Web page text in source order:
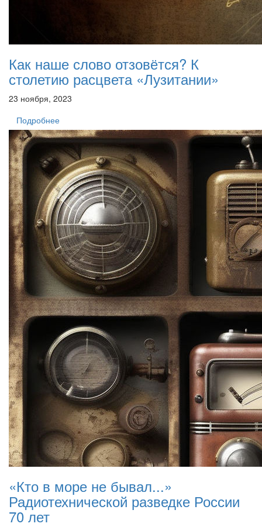
Как наше слово отзовётся? К
столетию расцвета «Лузитании»
23 ноября, 2023
Подробнее
«Кто в море не бывал...»
Радиотехнической разведке России
70 лет